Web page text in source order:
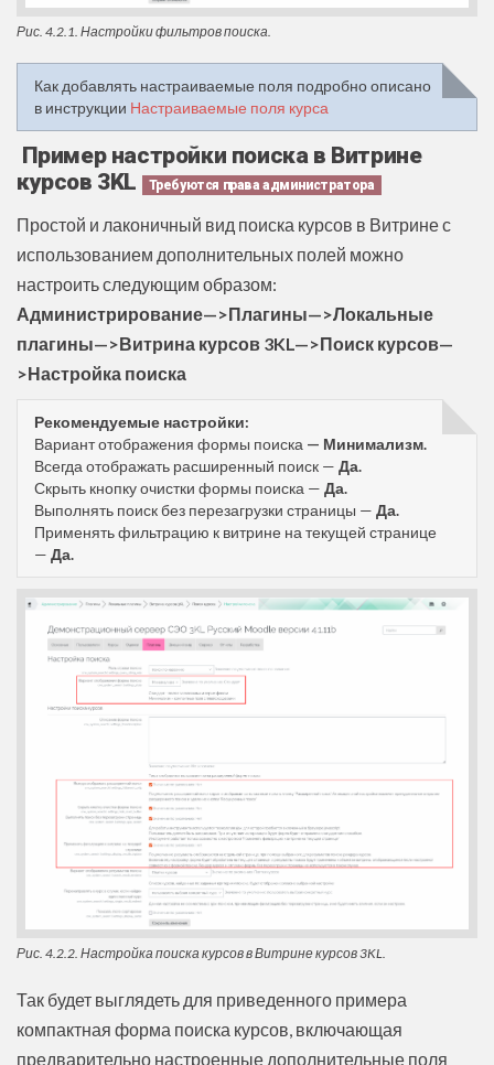
Рис. 4.2.1. Настройки фильтров поиска.
Как добавлять настраиваемые поля подробно описано
в инструкции Настраиваемые поля курса
Пример настройки поиска в Витрине
курсов 3KL
Требуются права администратора
Простой и лаконичный вид поиска курсов в Витрине с
использованием дополнительных полей можно
настроить следующим образом:
Администрирование—>Плагины—>Локальные
плагины—>Витрина курсов 3KL—>Поиск курсов—
>Настройка поиска
Рекомендуемые настройки:
Вариант отображения формы поиска — Минимализм.
Всегда отображать расширенный поиск — Да.
Скрыть кнопку очистки формы поиска — Да.
Выполнять поиск без перезагрузки страницы — Да.
Применять фильтрацию к витрине на текущей странице
— Да.
Рис. 4.2.2. Настройка поиска курсов в Витрине курсов 3KL.
Так будет выглядеть для приведенного примера
компактная форма поиска курсов, включающая
предварительно настроенные дополнительные поля